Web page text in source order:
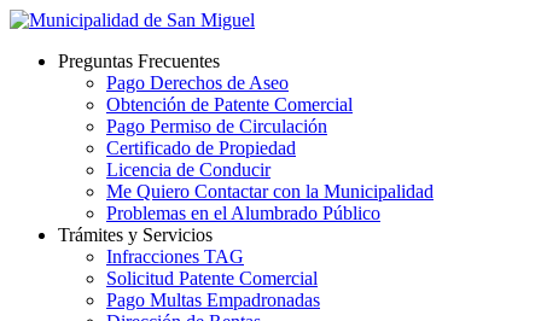
Preguntas Frecuentes
Pago Derechos de Aseo
Obtención de Patente Comercial
Pago Permiso de Circulación
Certificado de Propiedad
Licencia de Conducir
Me Quiero Contactar con la Municipalidad
Problemas en el Alumbrado Público
Trámites y Servicios
Infracciones TAG
Solicitud Patente Comercial
Pago Multas Empadronadas